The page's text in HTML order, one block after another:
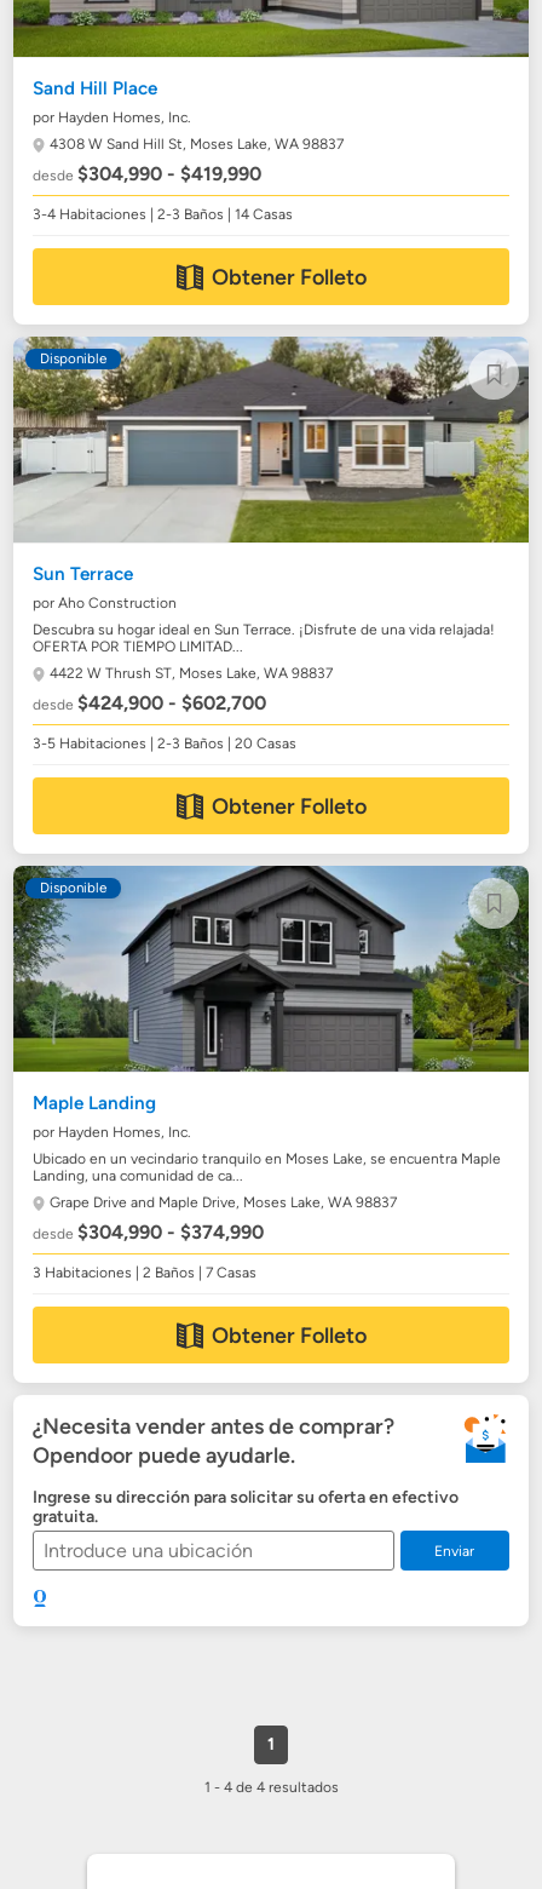
Sand Hill Place
por Hayden Homes, Inc.
4308 W Sand Hill St, Moses Lake, WA 98837
desde$304,990 - $419,990
3-4 Habitaciones | 2-3 Baños | 14 Casas
Obtener Folleto
Disponible
Sun Terrace
por Aho Construction
Descubra su hogar ideal en Sun Terrace. ¡Disfrute de una vida relajada!
OFERTA POR TIEMPO LIMITAD...
4422 W Thrush ST, Moses Lake, WA 98837
desde$424,900 - $602,700
3-5 Habitaciones | 2-3 Baños | 20 Casas
Obtener Folleto
Disponible
Maple Landing
por Hayden Homes, Inc.
Ubicado en un vecindario tranquilo en Moses Lake, se encuentra Maple
Landing, una comunidad de ca...
Grape Drive and Maple Drive, Moses Lake, WA 98837
desde$304,990 - $374,990
3 Habitaciones | 2 Baños | 7 Casas
Obtener Folleto
¿Necesita vender antes de comprar?
Opendoor puede ayudarle.
Ingrese su dirección para solicitar su oferta en efectivo
gratuita.
Enviar
1
1 - 4 de 4 resultados